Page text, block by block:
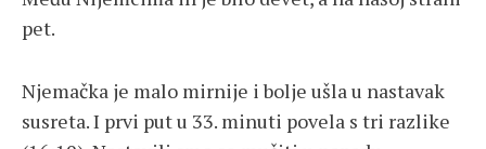
pet.
Njemačka je malo mirnije i bolje ušla u nastavak
susreta. I prvi put u 33. minuti povela s tri razlike